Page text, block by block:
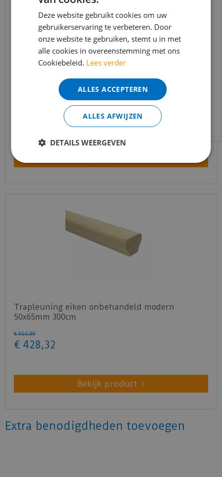
Trapleuning eik onbehandeld sleutelgat
40x60mm 350cm
Trapleuning eiken onbehandeld modern
50x65mm 300cm
€ 503,90
€ 428,32
Bekijk product
Extra benodigdheden toevoegen
In verband met de vakantie periode zijn wij
t/m 14 augustus telefonisch helaas niet
bereikbaar.
Bestelling worden uiteraard verwerkt
echter iets minder snel dan wat je van ons
gewend bent.
Voor vragen kan je ons bereiken via
info@merkvloerenwinkel.nl
Deze website gebruikt cookies om uw
gebruikerservaring te verbeteren. Door
onze website te gebruiken, stemt u in met
alle cookies in overeenstemming met ons
Cookiebeleid. Lees verder
ALLES ACCEPTEREN
ALLES AFWIJZEN
DETAILS WEERGEVEN